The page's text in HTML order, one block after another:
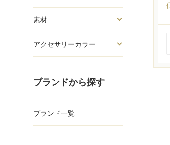
素材
アクセサリーカラー
ブランドから探す
ブランド一覧